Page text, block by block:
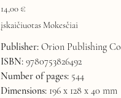
14,00 €
įskaičiuotas Mokesčiai
Publisher: Orion Publishing Co
ISBN: 9780753826492
Number of pages: 544
Dimensions: 196 x 128 x 40 mm